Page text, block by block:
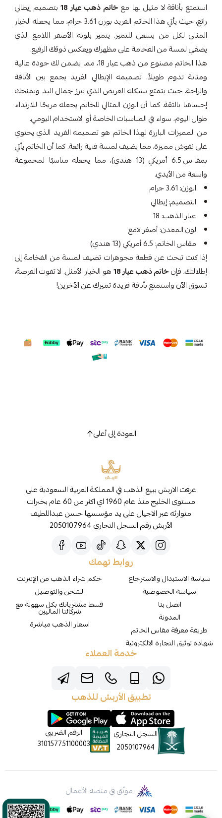
استمتع بأناقة لا مثيل لها مع خاتم ذهب عيار 18
بتصميم إيطالي
رائع، حيث يأتي هذا الخاتم الفريد بوزن 3.61 جرام، مما يجعله الخيار
المثالي لكل من يسعى للتميز. يتميز بلونه الأصفر اللامع الذي
يضفي لمسة من الفخامة على مظهرك ويعكس ذوقك الرفيع.
هذا الخاتم مصنوع من ذهب عيار 18، مما يضمن لك جودة عالية
ومتانة تدوم طويلاً. تصميمه الإيطالي الفريد يجمع بين الأناقة
والراحة، حيث يتمتع بشكله العريض الذي يبرز جمال اليد ويمنحك
إحساسًا بالثقة. كما أن الوزن المثالي للخاتم يجعله مريحًا للارتداء
طوال اليوم، سواء في المناسبات الخاصة أو الاستخدام اليومي.
من المميزات البارزة لهذا الخاتم هو تصميمه الفريد الذي يحتوي
على نقوش مميزة، مما يضيف لمسة فنية رائعة. كما أن الخاتم يأتي
بمقاس 6.5 أمريكي (13 هندي)، مما يجعله مناسبًا لمجموعة
واسعة من الأيدي.
الوزن: 3.61 جرام
التصميم: إيطالي
عيار الذهب: 18
لون المعدن: أصفر لامع
مقاس الخاتم: 6.5 أمريكي (13 هندي)
إذا كنت تبحث عن قطعة مجوهرات تضيف لمسة من الفخامة إلى
إطلالتك، فإنخاتم ذهب عيار 18
هو الخيار الأمثل. لا تفوت الفرصة،
تسوق الآن واستمتع بأناقة فريدة تميزك عن الآخرين!
العودة إلى أعلى
عرفت الاربش ببيع الذهب في المملكة العربية السعودية على
مستوى الخليج منذ عام 1960 اي اكثر من 60 عام بخبرات
متوارثه عبر الاجيال على يد مؤسسها حسن عبداللطيف
الأربش رقم السجل التجاري 2050107964
روابط تهمك
سياسة الاستبدال والاسترجاع
سياسة الخصوصية
اتصل بنا
المدونة
طريقة معرفة مقاس الخاتم
شهادة توثيق التجارة الالكترونية
حكم شراء الذهب من الإنترنت
الشحن والتوصيل
قسط مشترياتك بكل سهولة مع
شركائنا الماليين
اسعار الذهب مباشرة
خدمة العملاء
تطبيق الأربش للذهب
السجل التجاري
2050107964
الرقم الضريبي
310157751100003
موثّق في منصة الأعمال